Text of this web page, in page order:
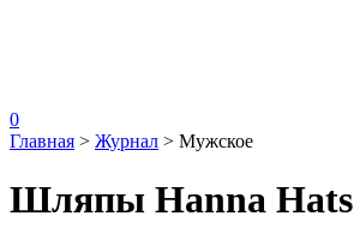
0
Главная > Журнал > Мужское
Шляпы Hanna Hats